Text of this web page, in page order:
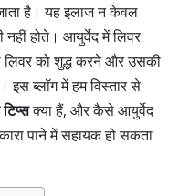
है। यह इलाज न केवल
होते। आयुर्वेद में लिवर
लिवर को शुद्ध करने और उसकी
इस ब्लॉग में हम विस्तार से
टिप्सक्या हैं, और कैसे आयुर्वेद
पाने में सहायक हो सकता